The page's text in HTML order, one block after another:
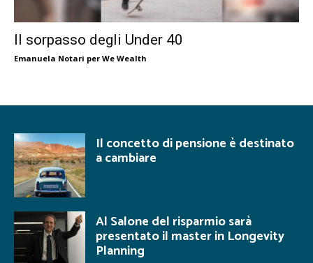
Il sorpasso degli Under 40
Emanuela Notari per We Wealth
Il concetto di pensione è destinato
a cambiare
Al Salone del risparmio sarà
presentato il master in Longevity
Planning